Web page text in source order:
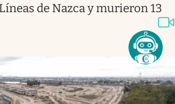
de Nazca y murieron 13